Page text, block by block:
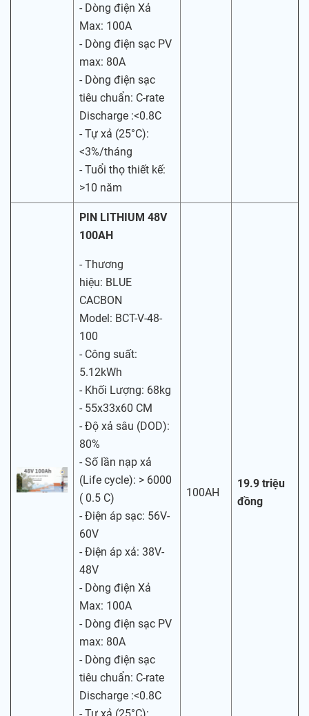
- Dòng điện Xả
Max: 100A
- Dòng điện sạc PV
max: 80A
- Dòng điện sạc
tiêu chuẩn: C-rate
Discharge :<0.8C
- Tự xả (25°C):
<3%/tháng
- Tuổi thọ thiết kế:
>10 năm
PIN LITHIUM 48V
100AH
- Thương
hiệu: BLUE
CACBON
Model: BCT-V-48-
100
- Công suất:
5.12kWh
- Khối Lượng: 68kg
- 55x33x60 CM
- Độ xả sâu (DOD):
80%
- Số lần nạp xả
(Life cycle): > 6000
( 0.5 C)
- Điện áp sạc: 56V-
60V
- Điện áp xả: 38V-
48V
- Dòng điện Xả
Max: 100A
- Dòng điện sạc PV
max: 80A
- Dòng điện sạc
tiêu chuẩn: C-rate
Discharge :<0.8C
100AH
19.9 triệu
đồng